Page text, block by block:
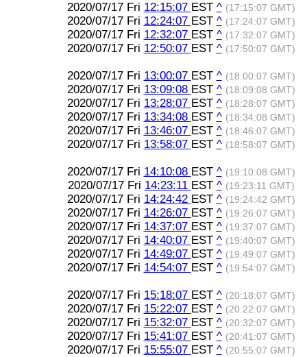
2020/07/17 Fri 12:15:07 EST ^ (17:15:07 GMT)
2020/07/17 Fri 12:24:07 EST ^ (17:24:07 GMT)
2020/07/17 Fri 12:32:07 EST ^ (17:32:07 GMT)
2020/07/17 Fri 12:50:07 EST ^ (17:50:07 GMT)
2020/07/17 Fri 13:00:07 EST ^ (18:00:07 GMT)
2020/07/17 Fri 13:09:08 EST ^ (18:09:08 GMT)
2020/07/17 Fri 13:28:07 EST ^ (18:28:07 GMT)
2020/07/17 Fri 13:34:08 EST ^ (18:34:08 GMT)
2020/07/17 Fri 13:46:07 EST ^ (18:46:07 GMT)
2020/07/17 Fri 13:58:07 EST ^ (18:58:07 GMT)
2020/07/17 Fri 14:10:08 EST ^ (19:10:08 GMT)
2020/07/17 Fri 14:23:11 EST ^ (19:23:11 GMT)
2020/07/17 Fri 14:24:42 EST ^ (19:24:42 GMT)
2020/07/17 Fri 14:26:07 EST ^ (19:26:07 GMT)
2020/07/17 Fri 14:37:07 EST ^ (19:37:07 GMT)
2020/07/17 Fri 14:40:07 EST ^ (19:40:07 GMT)
2020/07/17 Fri 14:49:07 EST ^ (19:49:07 GMT)
2020/07/17 Fri 14:54:07 EST ^ (19:54:07 GMT)
2020/07/17 Fri 15:18:07 EST ^ (20:18:07 GMT)
2020/07/17 Fri 15:22:07 EST ^ (20:22:07 GMT)
2020/07/17 Fri 15:32:07 EST ^ (20:32:07 GMT)
2020/07/17 Fri 15:41:07 EST ^ (20:41:07 GMT)
2020/07/17 Fri 15:55:07 EST ^ (20:55:07 GMT)